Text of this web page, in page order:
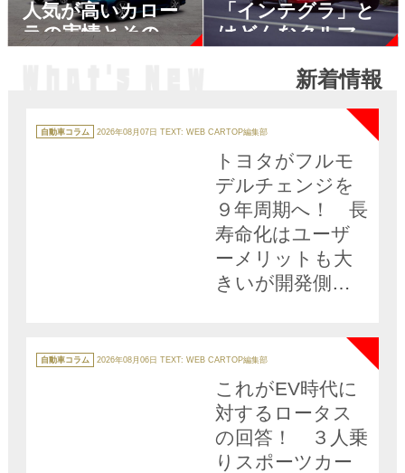
人気が高いカロー
ラの実情とその理
「インテグラ」と
はどんなクルマだ
デルをおさらい!!
新着情報
テ
ゴ
自動車コラム 2026年08月07日 TEXT: WEB CARTOP編集部
NEW
トヨタがフルモ
デルチェンジを
９年周期へ！ 長
寿命化はユーザ
ーメリットも大
きいが開発側の
テ
ゴ
自動車コラム 2026年08月06日 TEXT: WEB CARTOP編集部
これがEV時代に
対するロータス
の回答！ ３人乗
りスポーツカー